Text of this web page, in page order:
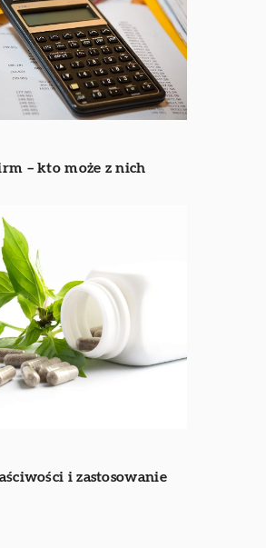
– kto może z nich
i zastosowanie